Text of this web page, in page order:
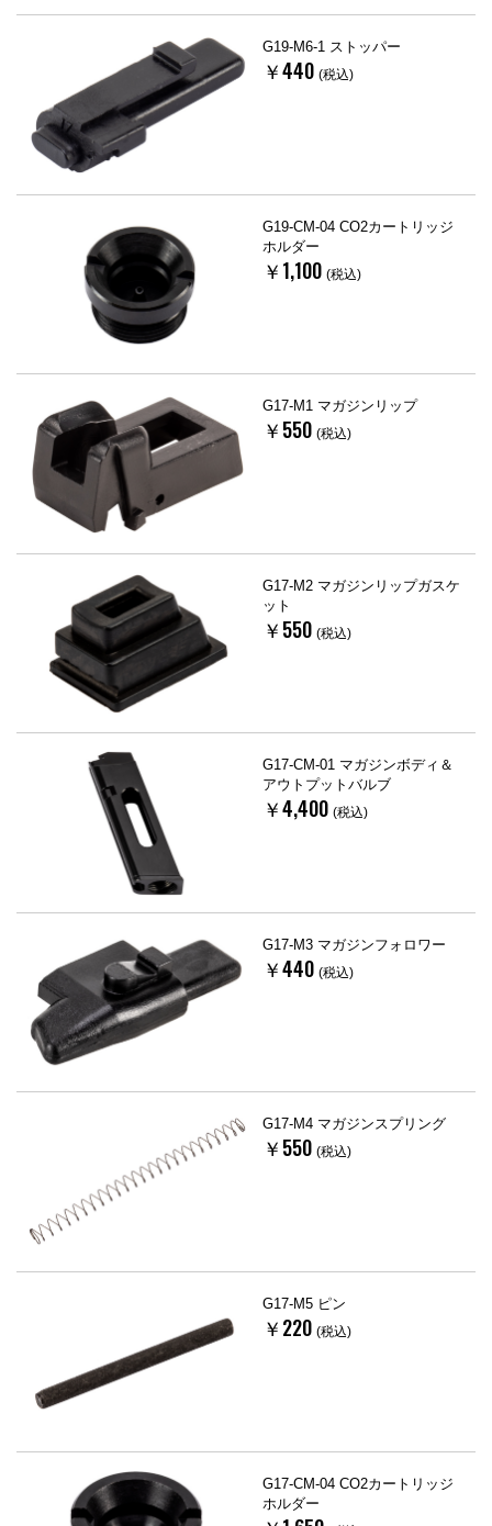
G19-M6-1 ストッパー
￥440 (税込)
G19-CM-04 CO2カートリッジ
ホルダー
￥1,100 (税込)
G17-M1 マガジンリップ
￥550 (税込)
G17-M2 マガジンリップガスケ
ット
￥550 (税込)
G17-CM-01 マガジンボディ＆
アウトプットバルブ
￥4,400 (税込)
G17-M3 マガジンフォロワー
￥440 (税込)
G17-M4 マガジンスプリング
￥550 (税込)
G17-M5 ピン
￥220 (税込)
G17-CM-04 CO2カートリッジ
ホルダー